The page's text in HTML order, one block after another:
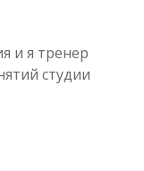
и я тренер
студии